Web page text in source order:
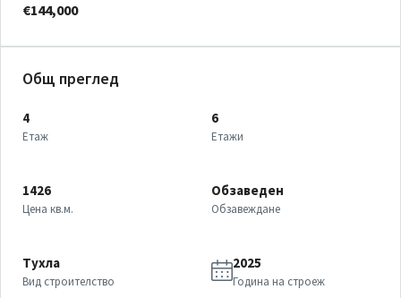
€144,000
Общ преглед
4
Етаж
6
Етажи
1426
Цена кв.м.
Обзаведен
Обзавеждане
Тухла
Вид строителство
2025
Година на строеж